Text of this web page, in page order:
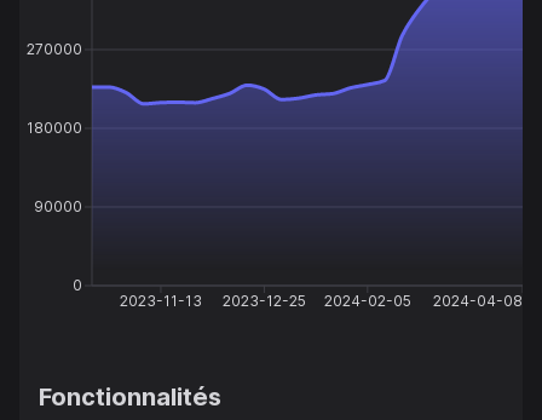
2023-11-13 2023-12-25 2024-02-05 2024-04-08
0
90000
180000
270000
Fonctionnalités